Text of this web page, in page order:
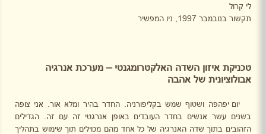
לי קרול
תקשור בנובמבר 1997, ניו המפשיר
טכניקת איזון השדה האלקטרומגנטי – מערכת אנרגיה
אבולוציונית של אהבה
יום יפהפה ושטוף שמש בקליפורניה. החדר בהיר ומלא אור. אני צופה
בשנים עשר אנשים בחדר העובדים באופן אנרגטי זה עם זה. הגדילים
הזהובים בתוך שדה האנרגיה של כל אחד מהם מכוילים תוך שימוש בתהליך